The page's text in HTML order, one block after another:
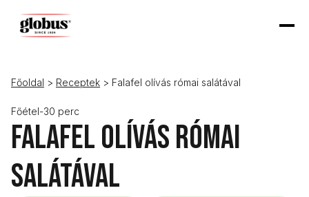
Főoldal > Receptek > Falafel olívás római salátával
Főétel-30 perc
Falafel olívás római
salátával